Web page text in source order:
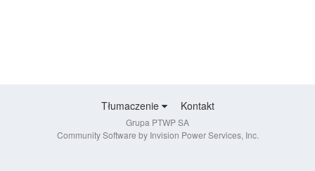
Tłumaczenie Kontakt
Grupa PTWP SA
Community Software by Invision Power Services, Inc.